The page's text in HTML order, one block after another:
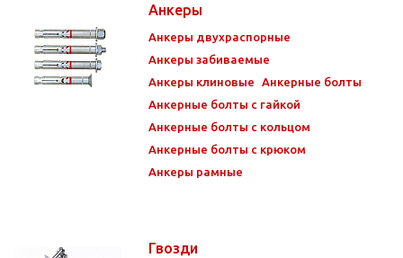
Анкеры
Анкеры двухраспорные
Анкеры забиваемые
Анкеры клиновые
Анкерные болты
Анкерные болты с гайкой
Анкерные болты с кольцом
Анкерные болты с крюком
Анкеры рамные
Гвозди